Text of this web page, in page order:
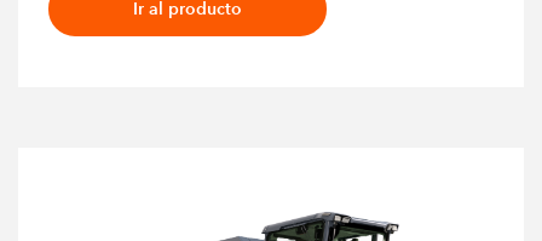
Ir al producto